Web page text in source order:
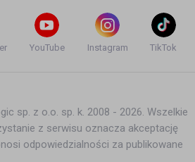
YouTube Instagram TikTok
sp. z o.o. sp. k. 2008 - 2026. Wszelkie
z serwisu oznacza akceptację
odpowiedzialności za publikowane